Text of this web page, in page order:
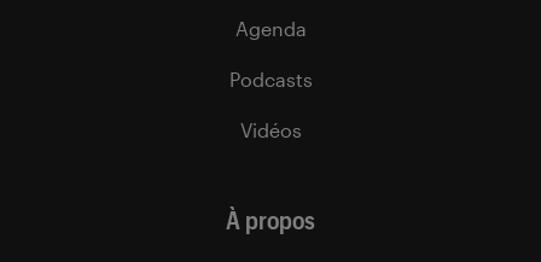
Agenda
Podcasts
Vidéos
À propos